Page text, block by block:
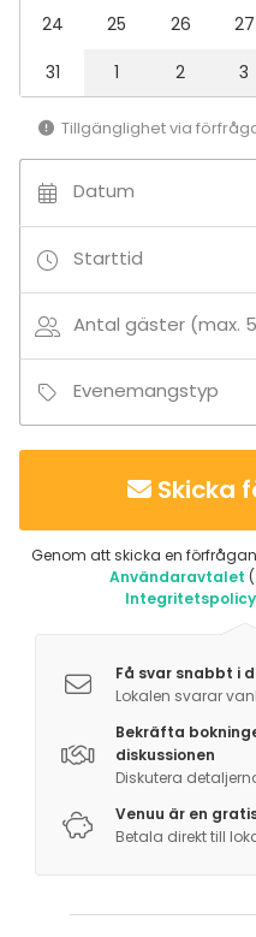
24
25 26 27
31
1 2 3
Tillgänglighet via
Datum
Starttid
Antal gäster (max.
Evenemangstyp
Skicka
Genom att skicka en
Användaravtalet
Få svar snabbt i
Lokalen svarar
Bekräfta
diskussionen
Diskutera
Venuu är en
Betala direkt till